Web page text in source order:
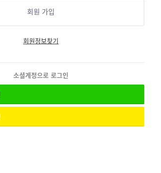
회원 가입
회원정보찾기
소셜계정으로 로그인